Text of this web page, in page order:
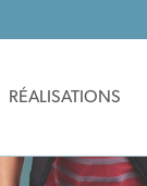
RÉALISATIONS